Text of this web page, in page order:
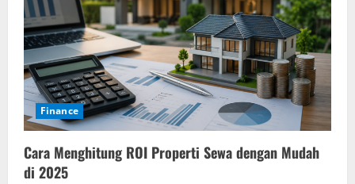
a
t
i
o
n
Finance
Cara Menghitung ROI Properti Sewa dengan Mudah
di 2025